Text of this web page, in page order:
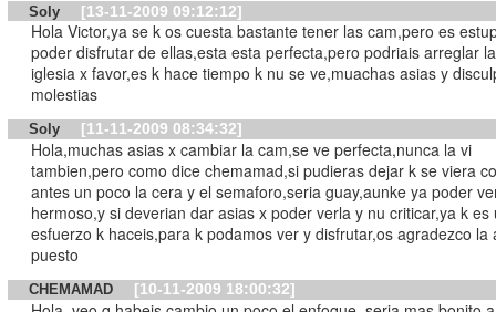
Soly [13-11-2009 09:12:12]
Hola Victor,ya se k os cuesta bastante tener las cam,pero es
poder disfrutar de ellas,esta esta perfecta,pero podriais arreglar
iglesia x favor,es k hace tiempo k nu se ve,muachas asias y
molestias
Soly [11-11-2009 08:34:32]
Hola,muchas asias x cambiar la cam,se ve perfecta,nunca la vi
tambien,pero como dice chemamad,si pudieras dejar k se viera
antes un poco la cera y el semaforo,seria guay,aunke ya poder
hermoso,y si deverian dar asias x poder verla y nu criticar,ya k es
esfuerzo k haceis,para k podamos ver y disfrutar,os agradezco la
puesto
CHEMAMAD [10-11-2009 18:00:32]